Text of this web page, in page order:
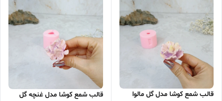
قالب شمع کوشا مدل گل مالوا
قالب شمع کوشا مدل غنچه گل